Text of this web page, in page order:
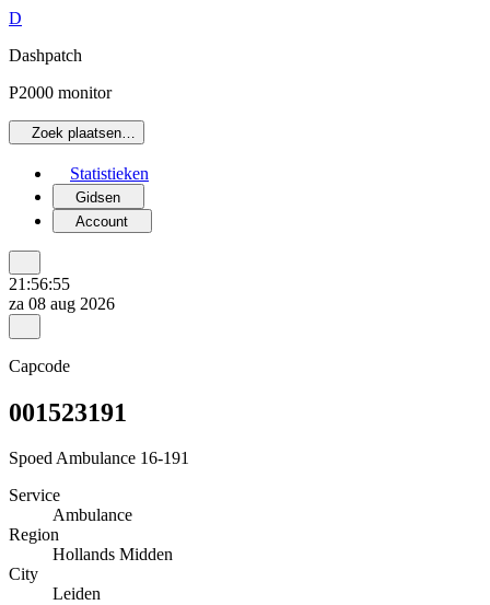
D
Dashpatch
P2000 monitor
Zoek plaatsen…
Statistieken
Gidsen
Account
21:56:55
za 08 aug 2026
Capcode
001523191
Spoed Ambulance 16-191
Service
Ambulance
Region
Hollands Midden
City
Leiden